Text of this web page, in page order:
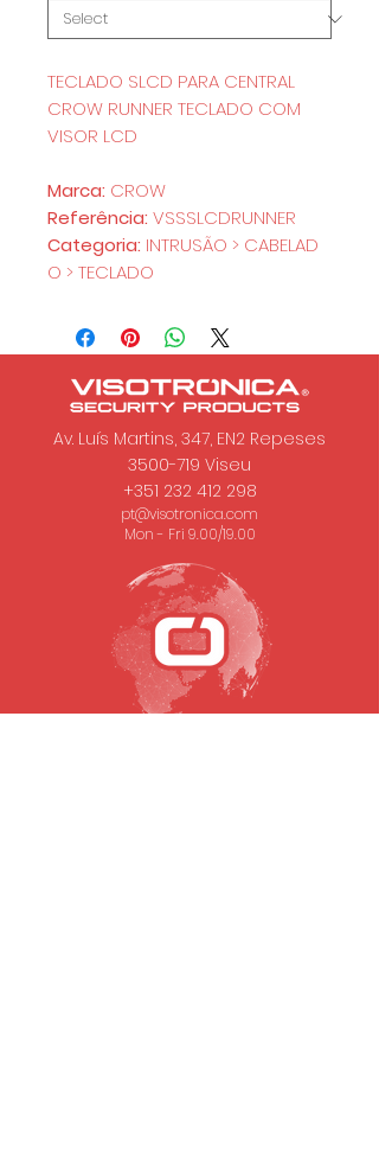
TECLADO SLCD PARA CENTRAL
CROW RUNNER TECLADO COM
VISOR LCD
Marca: CROW
Referência: VSSSLCDRUNNER
Categoria: INTRUSÃO > CABELAD
O > TECLADO
Av. Luís Martins, 347, EN2 Repeses
3500-719 Viseu
+351 232 412 298
pt@visotronica.com
Mon - Fri 9.00/19.00